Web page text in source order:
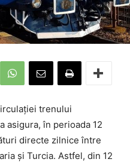
trenului
asigura, în perioada 12
directe zilnice între
și Turcia. Astfel, din 12